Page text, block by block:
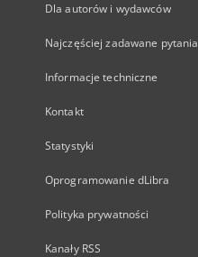
Dla autorów i wydawców
Najczęściej zadawane pytania
Informacje techniczne
Kontakt
Statystyki
Oprogramowanie dLibra
Polityka prywatności
Kanały RSS